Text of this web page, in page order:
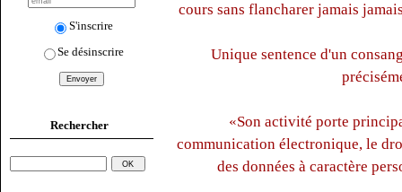
S'inscrire
Se désinscrire
Rechercher
cours sans flancharer jamais
Unique sentence d'un
«Son activité porte
communication électronique, le
des données à caractère